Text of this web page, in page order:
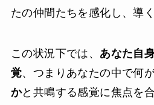
たの仲間たちを感化し、導
この状況下では、 あなた自
覚、つまりあなたの中で何
かと共鳴する感覚に焦点を